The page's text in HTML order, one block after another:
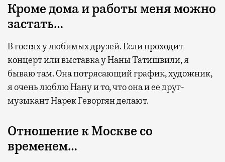
Кроме дома и работы меня можно
застать…
В гостях у любимых друзей. Если проходит
концерт или выставка у Наны Татишвили, я
бываю там. Она потрясающий график, художник,
я очень люблю Нану и то, что она и ее друг-
музыкант Нарек Геворгян делают.
Отношение к Москве со
временем…